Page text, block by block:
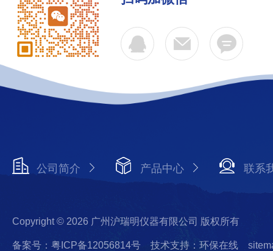
公司简介 产品中心 联系
Copyright © 2026 广州沪瑞明仪器有限公司 版权所有
备案号：粤ICP备12056814号 技术支持：环保在线